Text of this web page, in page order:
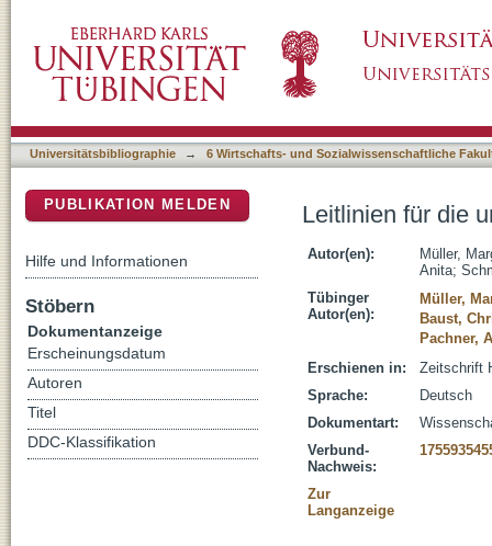
Universitätsbibliographie → 6 Wirtschafts- und Sozialwissenschaftliche
Leitlinien für die
Autor(en):
Müller,
Anita;
Tübinger
Autor(en):
Müller,
Baust,
Pachner,
Erschienen in:
Zeitschrift
Sprache:
Deutsch
Dokumentart:
Verbund-
Nachweis:
Zur
Langanzeige
PUBLIKATION MELDEN
Hilfe und Informationen
Stöbern
Dokumentanzeige
Erscheinungsdatum
Autoren
Titel
DDC-Klassifikation